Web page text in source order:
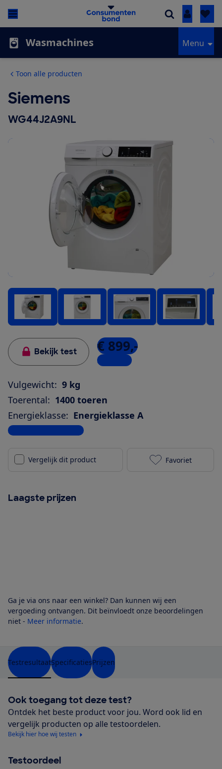
Inloggen
Wasmachines Menu
Toon alle producten
Siemens
WG44J2A9NL
Bekijk test € 899,-
3 winkels
Vulgewicht: 9 kg
Toerental: 1400 toeren
Energieklasse: Energieklasse A
Bekijk alle specificaties
Vergelijk dit product Siemens
Favoriet
Laagste prijzen
Ga je via ons naar een winkel? Dan kunnen wij een
vergoeding ontvangen. Dit beïnvloedt onze beoordelingen
niet - Meer informatie.
TestresultaatSpecificatiesPrijzen
Ook toegang tot deze test?
Ontdek het beste product voor jou. Word ook lid en
vergelijk producten op alle testoordelen.
Bekijk hier hoe wij testen
Testoordeel